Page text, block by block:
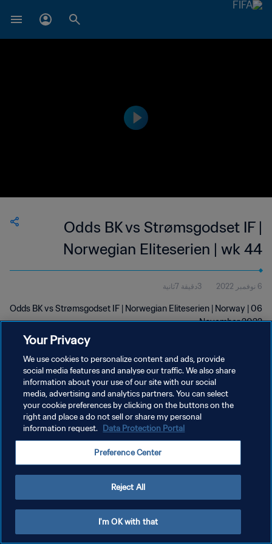
Odds BK vs Strømsgodset IF |
Norwegian Eliteserien | wk 44
6 نوفمبر 2022 3دقيقة 7ثانية
Odds BK vs Strømsgodset IF | Norwegian Eliteserien | Norway | 06
November 2022
سياسة الخصوصية
إدارة تفضيلات ملفات تعريف الارتباط
Your Privacy
We use cookies to personalize content and ads, provide
social media features and analyse our traffic. We also share
information about your use of our site with our social
media, advertising and analytics partners. You can select
your cookie preferences by clicking on the buttons on the
right and place a do not sell or share my personal
information request. Data Protection Portal
Preference Center
Reject All
I'm OK with that